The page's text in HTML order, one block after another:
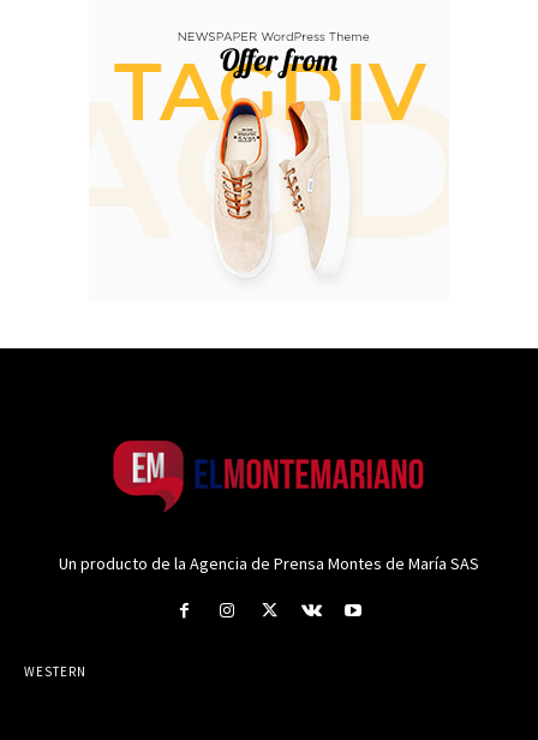
Un producto de la Agencia de Prensa Montes de María SAS
WESTERN